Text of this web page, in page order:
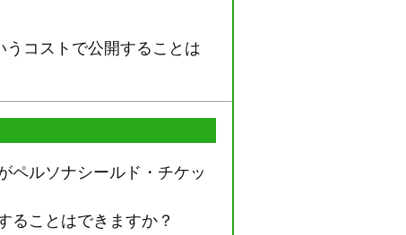
うコストで公開することは
ペルソナシールド・チケッ
ることはできますか？